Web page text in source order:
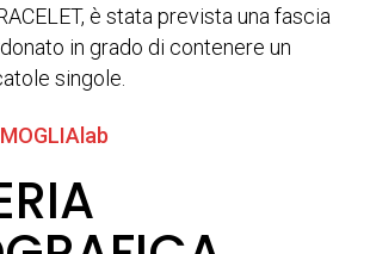
è stata prevista una fascia
in grado di contenere un
singole.
MOGLIAlab